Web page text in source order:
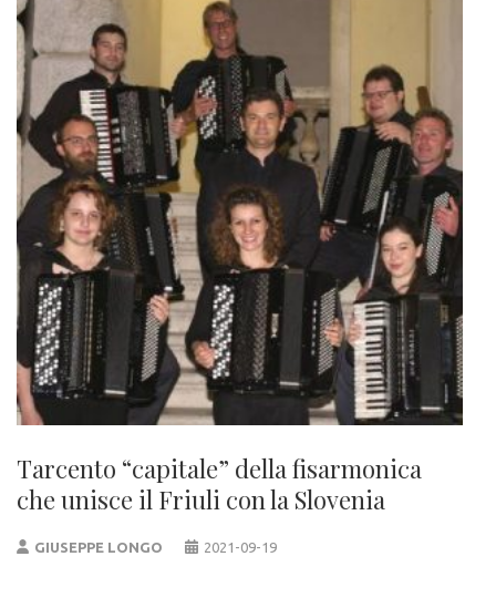
Tarcento “capitale” della fisarmonica
che unisce il Friuli con la Slovenia
GIUSEPPE LONGO 2021-09-19